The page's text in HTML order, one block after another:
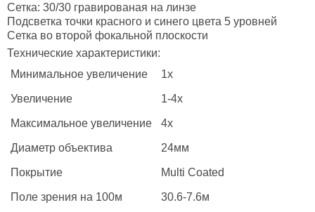
Сетка: 30/30 гравированая на линзе
Подсветка точки красного и синего цвета 5 уровней
Сетка во второй фокальной плоскости
Технические характеристики:
Минимальное увеличение
1x
Увеличение 1-4x
Максимальное увеличение 4x
Диаметр объектива 24мм
Покрытие Multi Coated
Поле зрения на 100м 30.6-7.6м